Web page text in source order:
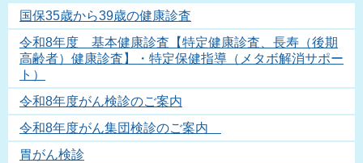
国保35歳から39歳の健康診査
令和8年度 基本健康診査【特定健康診査、長寿（後期
高齢者）健康診査】・特定保健指導（メタボ解消サポー
ト）
令和8年度がん検診のご案内
令和8年度がん集団検診のご案内
胃がん検診